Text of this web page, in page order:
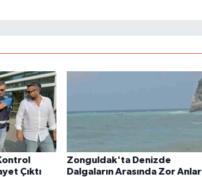
Çıktı
Zonguldak'ta Denizde
Dalgaların Arasında Zor Anlar